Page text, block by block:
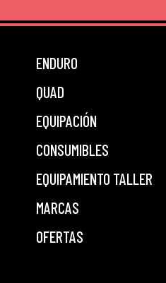
ENDURO
QUAD
EQUIPACIÓN
CONSUMIBLES
EQUIPAMIENTO TALLER
MARCAS
OFERTAS